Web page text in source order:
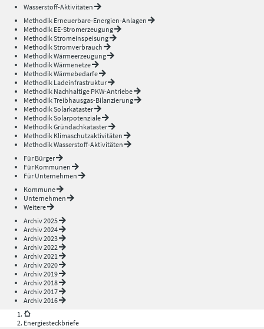
Wasserstoff-Aktivitäten
Methodik Erneuerbare-Energien-Anlagen
Methodik EE-Stromerzeugung
Methodik Stromeinspeisung
Methodik Stromverbrauch
Methodik Wärmeerzeugung
Methodik Wärmenetze
Methodik Wärmebedarfe
Methodik Ladeinfrastruktur
Methodik Nachhaltige PKW-Antriebe
Methodik Treibhausgas-Bilanzierung
Methodik Solarkataster
Methodik Solarpotenziale
Methodik Gründachkataster
Methodik Klimaschutzaktivitäten
Methodik Wasserstoff-Aktivitäten
Für Bürger
Für Kommunen
Für Unternehmen
Kommune
Unternehmen
Weitere
Archiv 2025
Archiv 2024
Archiv 2023
Archiv 2022
Archiv 2021
Archiv 2020
Archiv 2019
Archiv 2018
Archiv 2017
Archiv 2016
Energiesteckbriefe